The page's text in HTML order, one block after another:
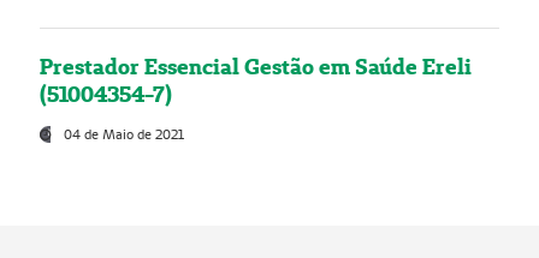
Prestador Essencial Gestão em Saúde Ereli
(51004354-7)
04 de Maio de 2021